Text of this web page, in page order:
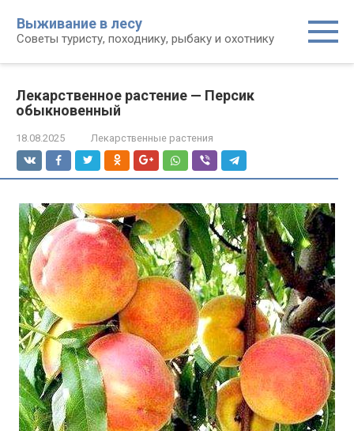
контенту
Выживание в лесу
Советы туристу, походнику, рыбаку и охотнику
Лекарственное растение — Персик
обыкновенный
18.08.2025 Лекарственные растения